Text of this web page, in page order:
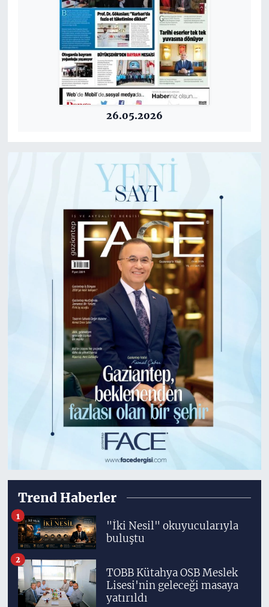
26.05.2026
Trend Haberler
"İki Nesil" okuyucularıyla
buluştu
1
TOBB Kütahya OSB Meslek
Lisesi'nin geleceği masaya
yatırıldı
2